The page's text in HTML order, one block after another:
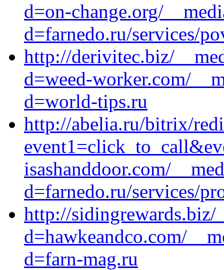
d=on-change.org/
d=farnedo.ru/services/
http://derivitec.biz/
d=weed-worker.com/
d=world-tips.ru
http://abelia.ru/bitrix/
isashanddoor.com/
d=farnedo.ru/services/
http://sidingrewards.biz/
d=hawkeandco.com/
d=farn-mag.ru